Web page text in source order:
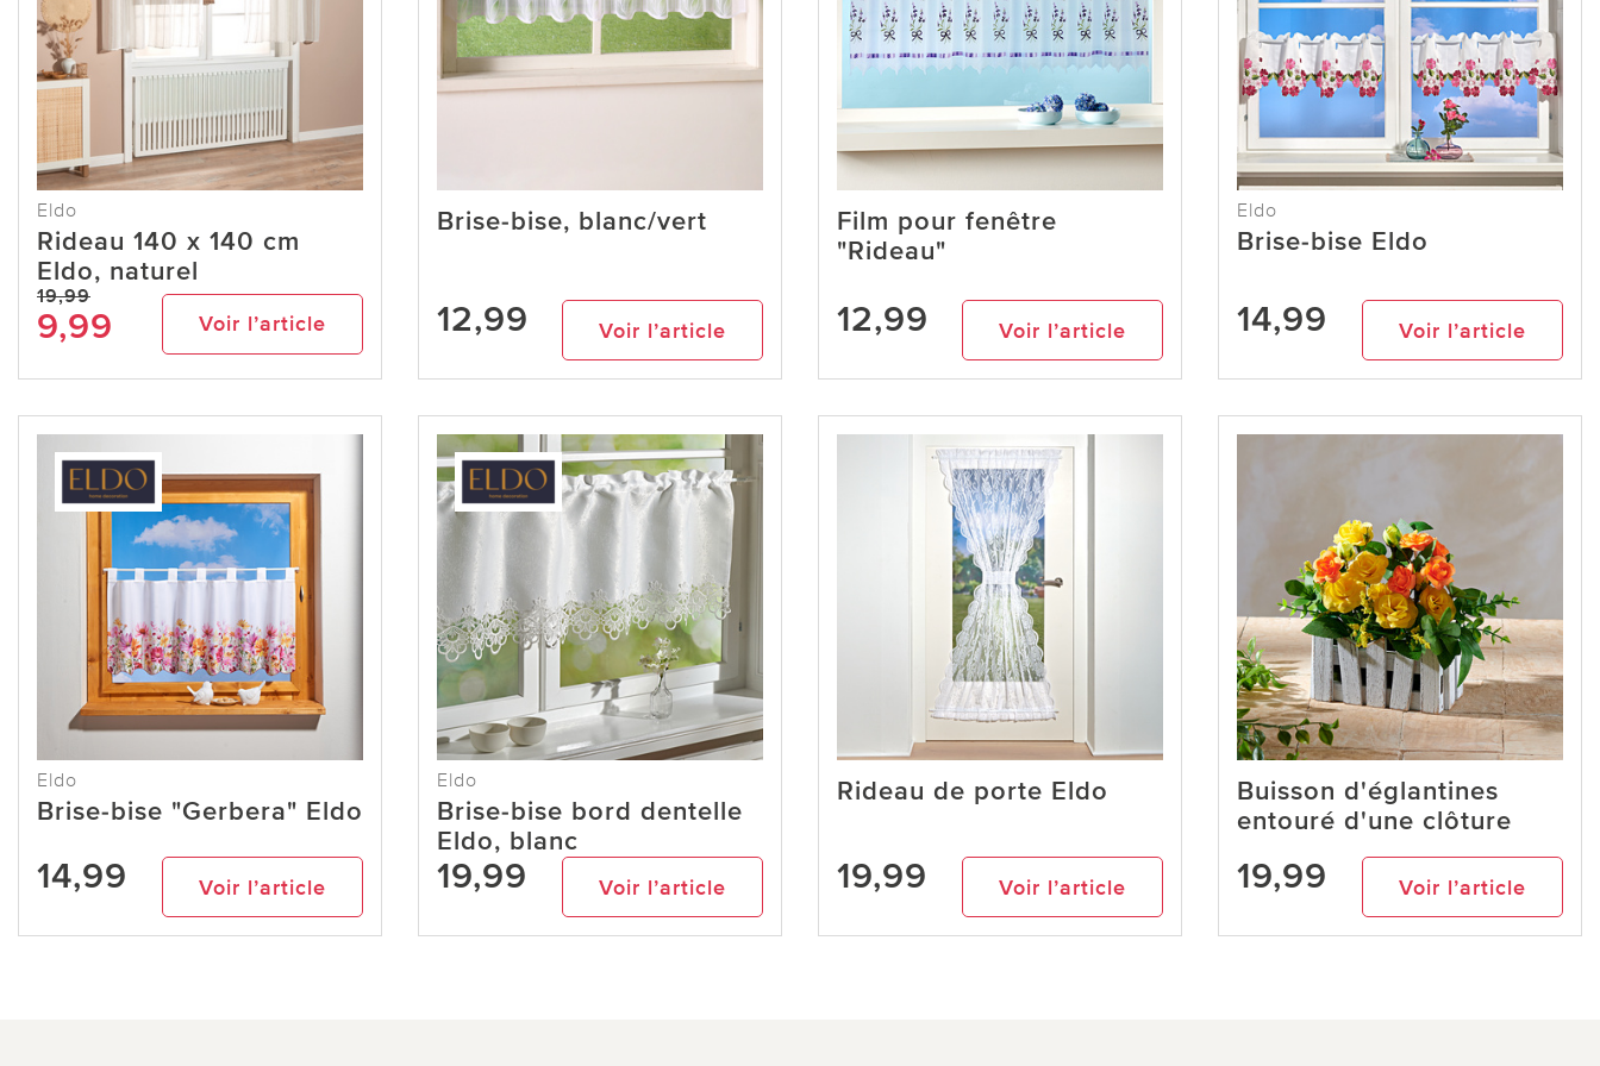
Eldo
Rideau 140 x 140 cm
Eldo, naturel
19,99
9,99 Voir l’article
Brise-bise, blanc/vert
12,99 Voir l’article
Film pour fenêtre
"Rideau"
12,99 Voir l’article
Eldo
Brise-bise Eldo
14,99 Voir l’article
Eldo
Brise-bise "Gerbera" Eldo
14,99 Voir l’article
Eldo
Brise-bise bord dentelle
Eldo, blanc
19,99 Voir l’article
Rideau de porte Eldo
19,99 Voir l’article
Buisson d'églantines
entouré d'une clôture
19,99 Voir l’article